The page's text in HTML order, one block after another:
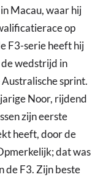
Macau, waar hij
op
F3-serie heeft hij
de wedstrijd in
sprint.
Noor, rijdend
zijn eerste
heeft, door de
dat was
de F3. Zijn beste